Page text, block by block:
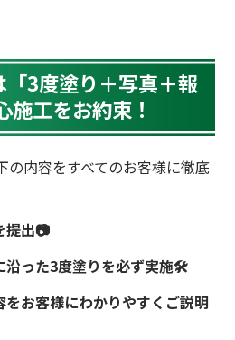
3度塗り＋写真＋報
施工をお約束！
の内容をすべてのお客様に徹底
提出📷
沿った3度塗りを必ず実施🛠
お客様にわかりやすくご説明